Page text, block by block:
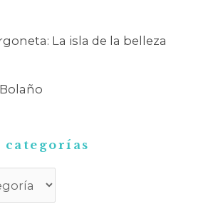
La isla de la belleza
categorías